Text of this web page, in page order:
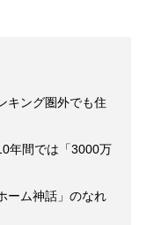
キング圏外でも住
年間では「3000万
ーム神話」のなれ